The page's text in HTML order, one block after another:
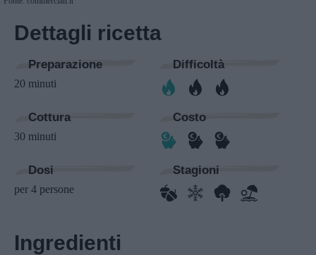
Dettagli ricetta
Preparazione
20 minuti
Difficoltà
Cottura
30 minuti
Costo
Dosi
per 4 persone
Stagioni
Ingredienti